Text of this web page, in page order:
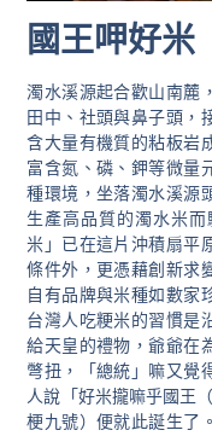
國王呷好米
濁水溪源起合歡山南麓
田中、社頭與鼻子頭，
含大量有機質的粘板岩
富含氮、磷、鉀等微量
種環境，坐落濁水溪源
生產高品質的濁水米
米」已在這片沖積扇平
條件外，更憑藉創新求
自有品牌與米種如數家
台灣人吃粳米的習慣是
給天皇的禮物，爺爺在
彆扭，「總統」嘛又覺
人說「好米攏嘛乎國王
梗九號）便就此誕生了